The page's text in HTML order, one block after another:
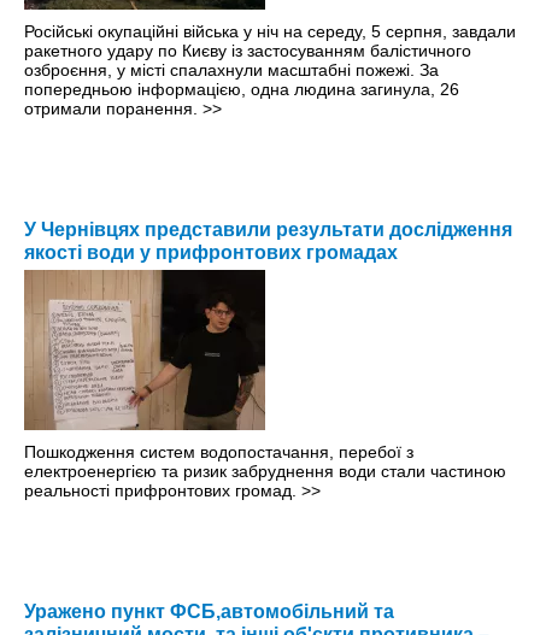
Російські окупаційні війська у ніч на середу, 5 серпня, завдали
ракетного удару по Києву із застосуванням балістичного
озброєння, у місті спалахнули масштабні пожежі. За
попередньою інформацією, одна людина загинула, 26
отримали поранення. >>
У Чернівцях представили результати дослідження
якості води у прифронтових громадах
Пошкодження систем водопостачання, перебої з
електроенергією та ризик забруднення води стали частиною
реальності прифронтових громад. >>
Уражено пункт ФСБ,автомобільний та